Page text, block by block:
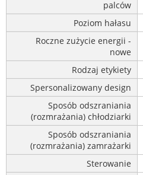
palców
Poziom hałasu
Roczne zużycie energii -
nowe
Rodzaj etykiety
Spersonalizowany design
Sposób odszraniania
(rozmrażania) chłodziarki
Sposób odszraniania
(rozmrażania) zamrażarki
Sterowanie